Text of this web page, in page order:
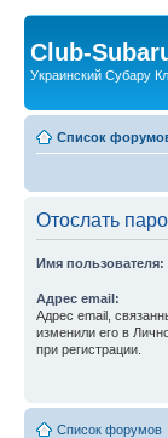
Club-
Украинский Субару
Список
Отослать
Имя пользователя:
Адрес email:
Адрес email,
изменили его в
при регистрации.
Список форумов